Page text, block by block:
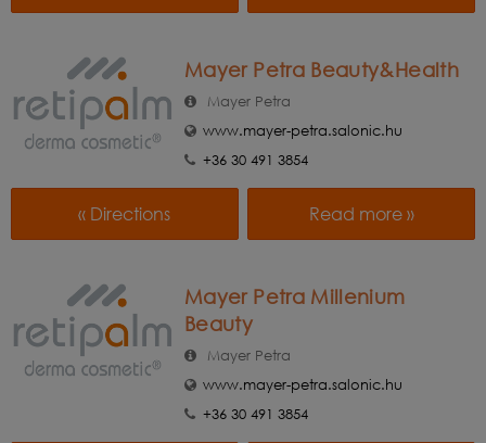
Mayer Petra Beauty&Health
Mayer Petra
www.mayer-petra.salonic.hu
+36 30 491 3854
« Directions Read more »
Mayer Petra Millenium
Beauty
Mayer Petra
www.mayer-petra.salonic.hu
+36 30 491 3854